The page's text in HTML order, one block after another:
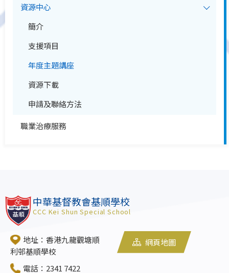
資源中心
簡介
支援項目
年度主題講座
資源下載
申請及聯絡方法
職業治療服務
中華基督教會基順學校
CCC Kei Shun Special School
地址：香港九龍觀塘順
利邨基順學校
電話：2341 7422
網頁地圖